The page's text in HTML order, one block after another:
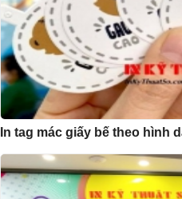
In tag mác giấy bế theo hình